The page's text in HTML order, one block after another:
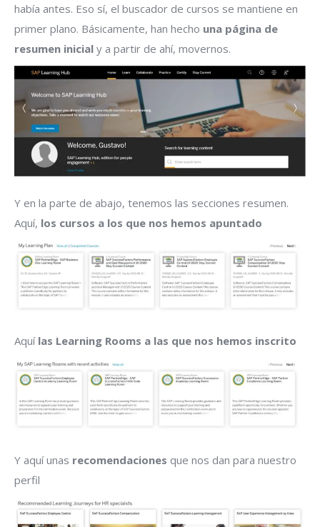
había antes. Eso sí, el buscador de cursos se mantiene en
primer plano. Básicamente, han hecho una página de
resumen inicial y a partir de ahí, movernos.
Y en la parte de abajo, tenemos las secciones resumen.
Aquí, los cursos a los que nos hemos apuntado
Aquí las Learning Rooms a las que nos hemos inscrito
Y aquí unas recomendaciones que nos dan para nuestro
perfil